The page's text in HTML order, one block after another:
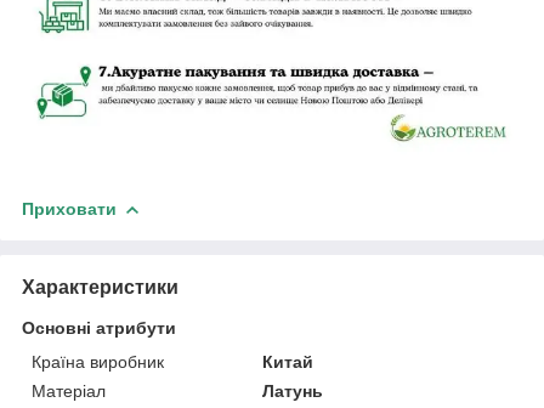
Приховати
Характеристики
Основні атрибути
Країна виробник
Китай
Матеріал
Латунь